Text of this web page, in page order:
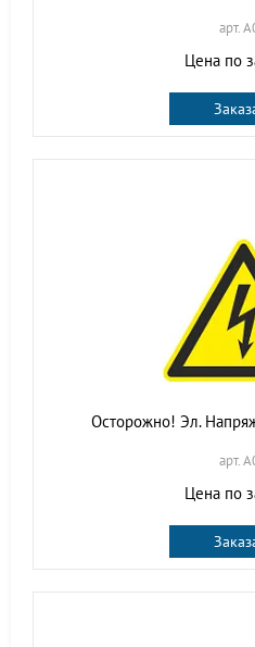
арт.
Цена по
Осторожно! Эл.
арт.
Цена по